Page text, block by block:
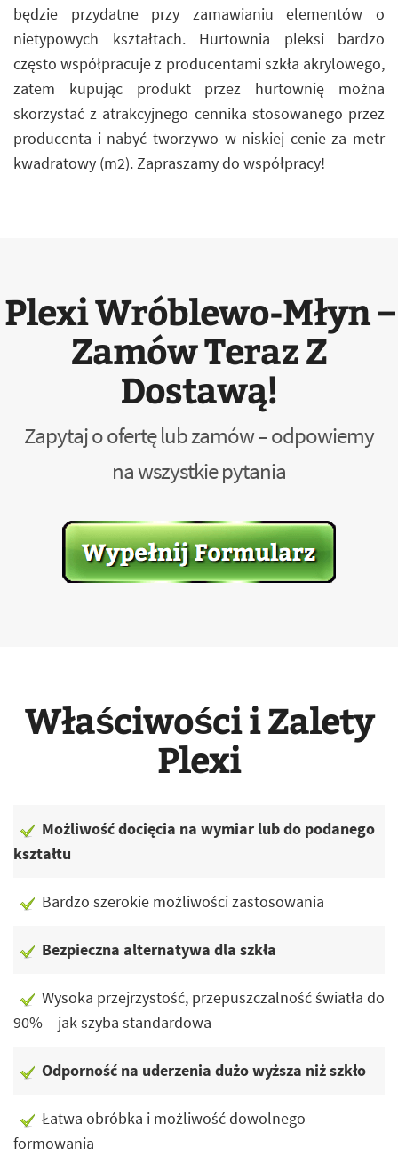
będzie przydatne przy zamawianiu elementów o
nietypowych kształtach. Hurtownia pleksi bardzo
często współpracuje z producentami szkła akrylowego,
zatem kupując produkt przez hurtownię można
skorzystać z atrakcyjnego cennika stosowanego przez
producenta i nabyć tworzywo w niskiej cenie za metr
kwadratowy (m2). Zapraszamy do współpracy!
Plexi Wróblewo-Młyn –
Zamów Teraz Z
Dostawą!
Zapytaj o ofertę lub zamów – odpowiemy
na wszystkie pytania
Właściwości i Zalety
Plexi
Możliwość docięcia na wymiar lub do podanego
kształtu
Bardzo szerokie możliwości zastosowania
Bezpieczna alternatywa dla szkła
Wysoka przejrzystość, przepuszczalność światła do
90% – jak szyba standardowa
Odporność na uderzenia dużo wyższa niż szkło
Łatwa obróbka i możliwość dowolnego
formowania